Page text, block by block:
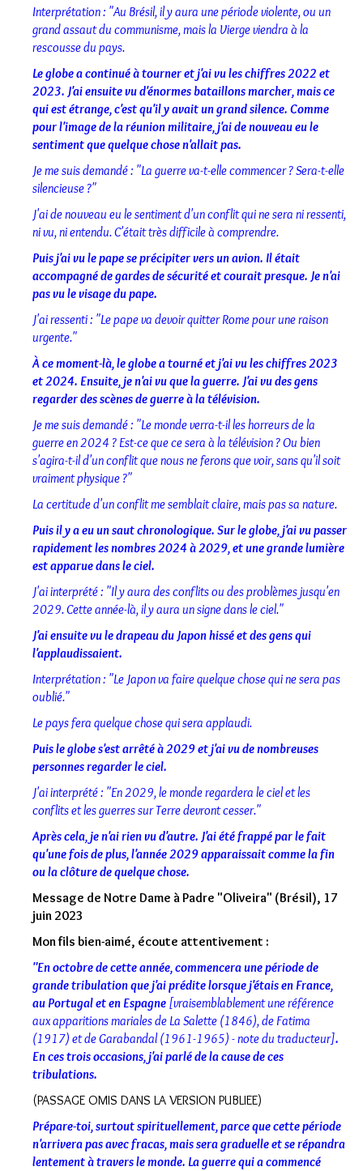
Interprétation : "Au Brésil, il y aura une période violente, ou un
grand assaut du communisme, mais la Vierge viendra à la
rescousse du pays.
Le globe a continué à tourner et j'ai vu les chiffres 2022 et
2023. J'ai ensuite vu d'énormes bataillons marcher, mais ce
qui est étrange, c'est qu'il y avait un grand silence. Comme
pour l'image de la réunion militaire, j'ai de nouveau eu le
sentiment que quelque chose n'allait pas.
Je me suis demandé : "La guerre va-t-elle commencer ? Sera-t-elle
silencieuse ?"
J'ai de nouveau eu le sentiment d'un conflit qui ne sera ni ressenti,
ni vu, ni entendu. C'était très difficile à comprendre.
Puis j'ai vu le pape se précipiter vers un avion. Il était
accompagné de gardes de sécurité et courait presque. Je n'ai
pas vu le visage du pape.
J'ai ressenti : "Le pape va devoir quitter Rome pour une raison
urgente."
À ce moment-là, le globe a tourné et j'ai vu les chiffres 2023
et 2024. Ensuite, je n'ai vu que la guerre. J'ai vu des gens
regarder des scènes de guerre à la télévision.
Je me suis demandé : "Le monde verra-t-il les horreurs de la
guerre en 2024 ? Est-ce que ce sera à la télévision ? Ou bien
s'agira-t-il d'un conflit que nous ne ferons que voir, sans qu'il soit
vraiment physique ?"
La certitude d'un conflit me semblait claire, mais pas sa nature.
Puis il y a eu un saut chronologique. Sur le globe, j'ai vu passer
rapidement les nombres 2024 à 2029, et une grande lumière
est apparue dans le ciel.
J'ai interprété : "Il y aura des conflits ou des problèmes jusqu'en
2029. Cette année-là, il y aura un signe dans le ciel."
J'ai ensuite vu le drapeau du Japon hissé et des gens qui
l'applaudissaient.
Interprétation : "Le Japon va faire quelque chose qui ne sera pas
oublié."
Le pays fera quelque chose qui sera applaudi.
Puis le globe s'est arrêté à 2029 et j'ai vu de nombreuses
personnes regarder le ciel.
J'ai interprété : "En 2029, le monde regardera le ciel et les
conflits et les guerres sur Terre devront cesser."
Après cela, je n'ai rien vu d'autre. J'ai été frappé par le fait
qu'une fois de plus, l'année 2029 apparaissait comme la fin
ou la clôture de quelque chose.
Message de Notre Dame à Padre "Oliveira" (Brésil), 17
juin 2023
Mon fils bien-aimé, écoute attentivement :
"En octobre de cette année, commencera une période de
grande tribulation que j'ai prédite lorsque j'étais en France,
au Portugal et en Espagne [vraisemblablement une référence
aux apparitions mariales de La Salette (1846), de Fatima
(1917) et de Garabandal (1961-1965) - note du traducteur].
En ces trois occasions, j'ai parlé de la cause de ces
tribulations.
(PASSAGE OMIS DANS LA VERSION PUBLIEE)
Prépare-toi, surtout spirituellement, parce que cette période
n'arrivera pas avec fracas, mais sera graduelle et se répandra
lentement à travers le monde. La guerre qui a commencé